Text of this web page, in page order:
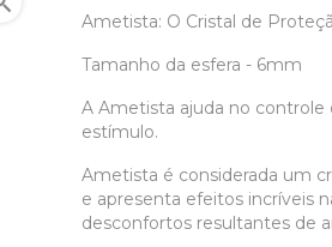
Ametista: O Cristal de
Tamanho da esfera - 6mm
A Ametista ajuda no
estímulo.
Ametista é considerada um
e apresenta efeitos incríveis
desconfortos resultantes de